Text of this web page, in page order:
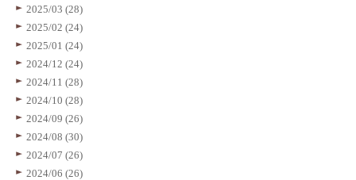
2025/03 (28)
2025/02 (24)
2025/01 (24)
2024/12 (24)
2024/11 (28)
2024/10 (28)
2024/09 (26)
2024/08 (30)
2024/07 (26)
2024/06 (26)